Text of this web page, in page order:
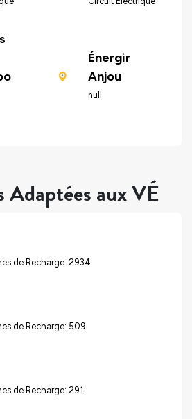
Énergir
Anjou
null
aux VÉ
de Recharge: 2934
de Recharge: 509
de Recharge: 291